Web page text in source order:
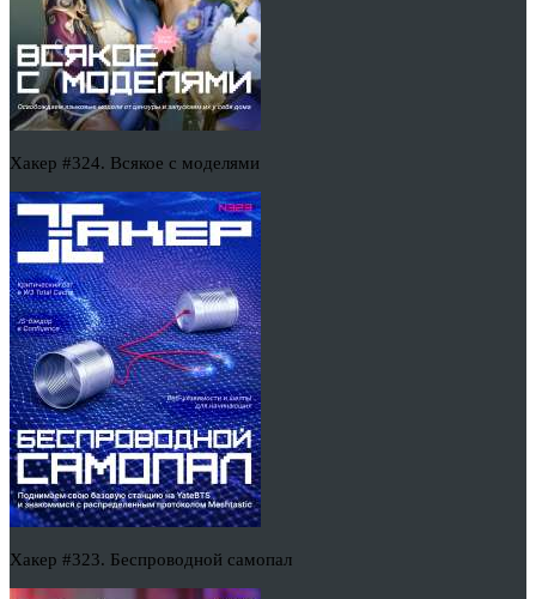
Хакер #324. Всякое с моделями
Хакер #323. Беспроводной самопал